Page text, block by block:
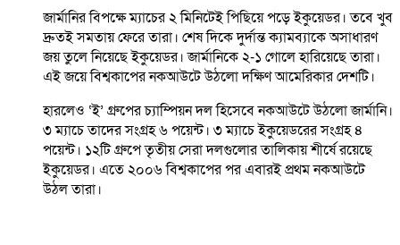
জার্মানির বিপক্ষে ম্যাচের ২ মিনিটেই পিছিয়ে পড়ে ইকুয়েডর। তবে খুব
দ্রুতই সমতায় ফেরে তারা। শেষ দিকে দুর্দান্ত ক্যামব্যাকে অসাধারণ
জয় তুলে নিয়েছে ইকুয়েডর। জার্মানিকে ২-১ গোলে হারিয়েছে তারা।
এই জয়ে বিশ্বকাপের নকআউটে উঠলো দক্ষিণ আমেরিকার দেশটি।
হারলেও ‘ই’ গ্রুপের চ্যাম্পিয়ন দল হিসেবে নকআউটে উঠলো জার্মানি।
৩ ম্যাচে তাদের সংগ্রহ ৬ পয়েন্ট। ৩ ম্যাচে ইকুয়েডরের সংগ্রহ ৪
পয়েন্ট। ১২টি গ্রুপে তৃতীয় সেরা দলগুলোর তালিকায় শীর্ষে রয়েছে
ইকুয়েডর। এতে ২০০৬ বিশ্বকাপের পর এবারই প্রথম নকআউটে
উঠল তারা।